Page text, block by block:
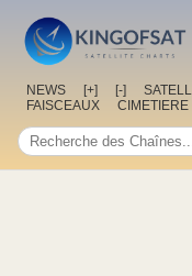
NEWS [+] [-]
FAISCEAUX
CIMETIERE